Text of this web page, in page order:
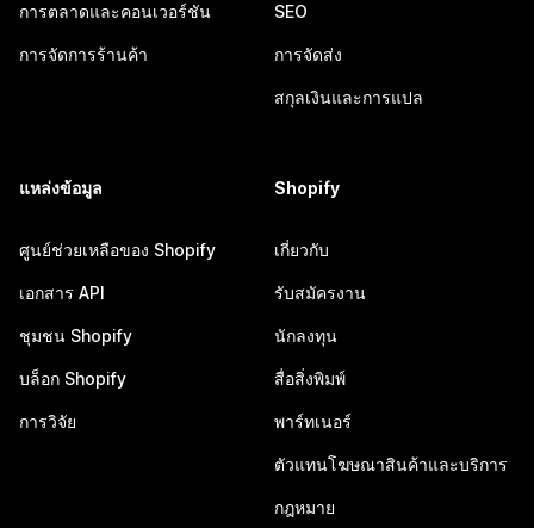
การตลาดและคอนเวอร์ชัน
การจัดการร้านค้า
SEO
การจัดส่ง
สกุลเงินและการแปล
แหล่งข้อมูล
ศูนย์ช่วยเหลือของ Shopify
เอกสาร API
ชุมชน Shopify
บล็อก Shopify
การวิจัย
Shopify
เกี่ยวกับ
รับสมัครงาน
นักลงทุน
สื่อสิ่งพิมพ์
พาร์ทเนอร์
ตัวแทนโฆษณาสินค้าและบริการ
กฎหมาย